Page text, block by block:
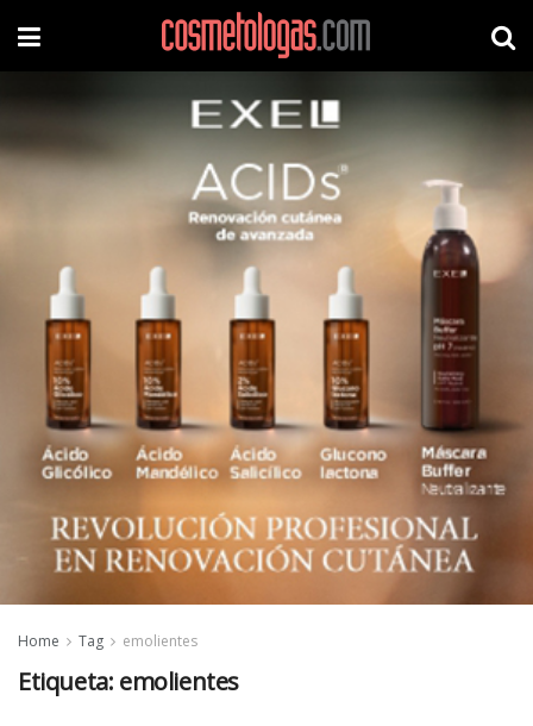
Home Tag emolientes
Etiqueta: emolientes